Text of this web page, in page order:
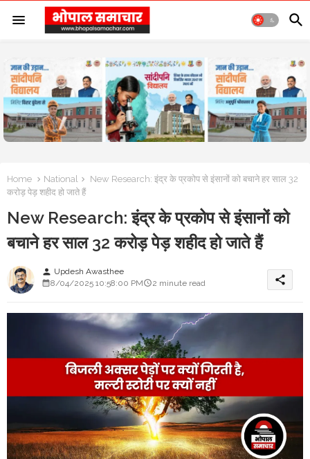
Home National
New Research: इंद्र के प्रकोप से इंसानों को बचाने हर साल 32
करोड़ पेड़ शहीद हो जाते हैं
New Research: इंद्र के प्रकोप से इंसानों को
बचाने हर साल 32 करोड़ पेड़ शहीद हो जाते हैं
person Updesh Awasthee
8/04/2025 10:58:00 PM
2 minute read share